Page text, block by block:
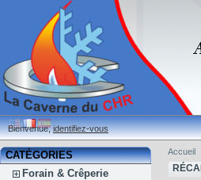
Bienvenue,identifiez-vous
CATÉGORIES
Forain & Crêperie
Accueil